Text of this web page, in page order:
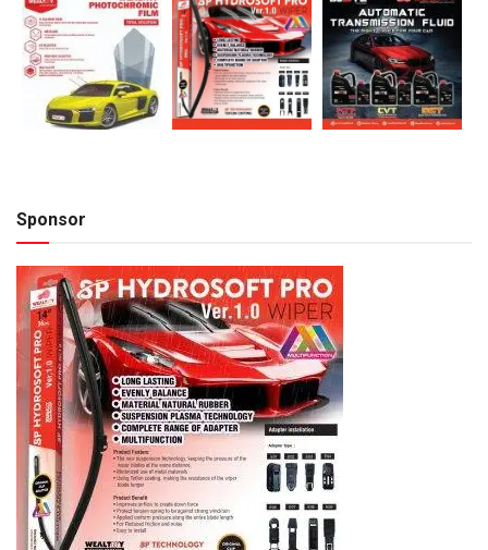
Sponsor